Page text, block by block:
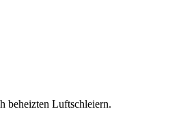
beheizten Luftschleiern.